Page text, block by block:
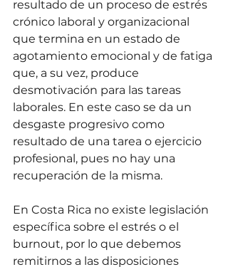
resultado de un proceso de estrés
crónico laboral y organizacional
que termina en un estado de
agotamiento emocional y de fatiga
que, a su vez, produce
desmotivación para las tareas
laborales. En este caso se da un
desgaste progresivo como
resultado de una tarea o ejercicio
profesional, pues no hay una
recuperación de la misma.
En Costa Rica no existe legislación
específica sobre el estrés o el
burnout, por lo que debemos
remitirnos a las disposiciones